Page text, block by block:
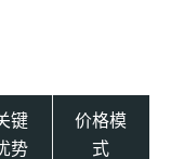
键
势
价格模
式